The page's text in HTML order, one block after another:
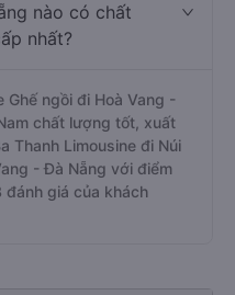
nào có chất
nhất?
Ghế ngồi đi Hoà Vang -
chất lượng tốt, xuất
Thanh Limousine đi Núi
- Đà Nẵng với điểm
giá của khách